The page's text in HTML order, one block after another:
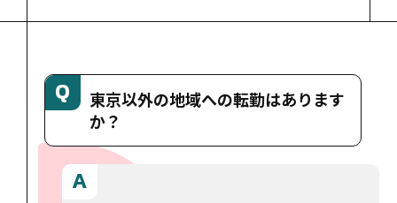
東京以外の地域への転勤はあります
か？